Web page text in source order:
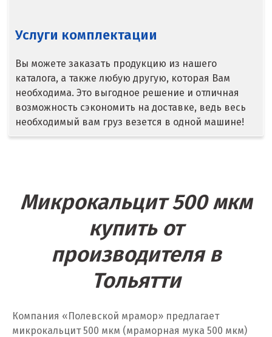
Таватуй
Тамбов
Тверь
Тобольск
Тольятти
Тула
Урай
Услуги комплектации
Вы можете заказать продукцию из нашего
каталога, а также любую другую, которая Вам
необходима. Это выгодное решение и отличная
возможность сэкономить на доставке, ведь весь
необходимый вам груз везется в одной машине!
Микрокальцит 500 мкм
купить от
производителя в
Тольятти
Компания «Полевской мрамор» предлагает
микрокальцит 500 мкм (мраморная мука 500 мкм)